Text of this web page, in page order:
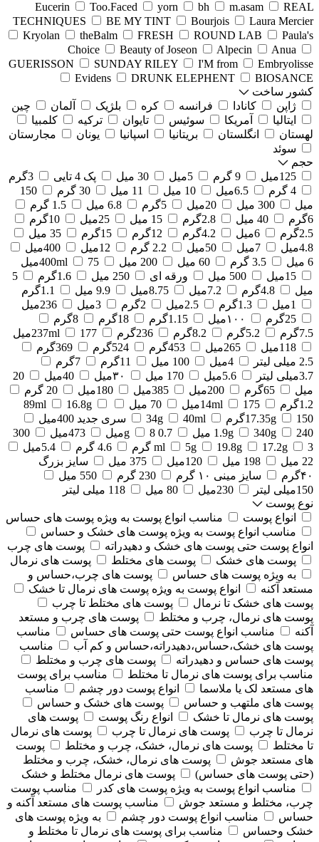
Eucerin
Too.Faced yorn bh m.asam
REAL
TECHNIQUES
BE MY TINT Bourjois
Laura Mercier
Kryolan
theBalm FRESH ROUND LAB
Paula's
Choice
Beauty of Joseon Alpecin
Anua
GUERISSON
SUNDAY RILEY I'M from
Embryolisse
Evidens
DRUNK ELEPHENT
BIOSANCE
کشور ساخت
ژاپن
کانادا فرانسه کره بلژیک آلمان
چین
ایتالیا
آمریکا سوئیس تایوان ترکیه
کلمبیا
لهستان
انگلستان بریتانیا اسپانیا یونان
مجارستان
سوئد
حجم
125میل
9 گرم 5میل 30 میل پک 4 تایی
3گرم
4 گرم
6.5میل 10 میل 11 میل 30 گرم
150
میل
300 میل 20میل 5گرم 6.8 میل
1.5 گرم
6گرم
40 میل 2.8گرم 15 میل 25میل
10گرم
2.5گرم
6میل 4.2گرم 12گرم 15گرم
35 میل
4.8میل
7میل 50میل 2.2 گرم 12میل
400میل
6 میل
3.5 گرم 60 میل 200 میل 400ml
75میل
15میل
500 میل ورقه ای 250 میل 1.6گرم
5
میل
4.8گرم 7.2میل 8.75میل 9.9 میل
1.1گرم
1میل
1.3گرم 2.5میل 2گرم 3میل
236میل
25گرم
۱۰۰میل 1.15گرم 18گرم
8گرم
7.5گرم
5.2گرم 8.2گرم 236گرم 237ml
177میل
118میل
265میل 453گرم 524گرم
369گرم
2.5 میلی لیتر
4میل 100 میل 11گرم
7گرم
3.7میلی لیتر
5.6میل 170 میل ۳۰میل 40میل
20
میل
65گرم 200میل 385میل 180میل
20 گرم
1.2گرم
14ml 175میل 70 میل 89ml
16.8g
17.35g
150گرم 34g 40ml
سری جدید 400میل
1.9g
340g 240 میل 0.7 g 8میل 473میل
300
ml
5g 19.8g 17.2g 3 گرم 4.6 گرم
5.4میل
22 میل
198 میل 120میل 375 میل
سایز بزرگ
۴۰گرم
سایز مینی ۱۰ گرم 230 گرم
550 میل
150میلی لیتر
230میل 80 میل
118 میلی لیتر
نوع پوست
انواع پوست
مناسب انواع پوست به ویژه پوست های حساس
مناسب انواع پوست به ویژه پوست های خشک و حساس
انواع پوست حتی پوست های خشک و دهیدراته
پوست های چرب
پوست های خشک
پوست های مختلط
پوست های نرمال
به ویژه پوست های حساس
پوست های چرب،حساس و
مستعد آکنه
انواع پوست به ویژه پوست های نرمال تا خشک
پوست های خشک تا نرمال
پوست های مختلط تا چرب
پوست های نرمال، چرب و مختلط
پوست های چرب و مستعد
آکنه
مناسب انواع پوست حتی پوست های حساس
مناسب
پوست های خشک،حساس،دهیدراته،حساس و کم آب
مناسب
پوست های حساس و دهیدراته
پوست های چرب و مختلط
مناسب برای پوست های نرمال تا مختلط
مناسب برای پوست
های مستعد لک یا ملاسما
انواع پوست دور چشم
مناسب
پوست های ملتهب و حساس
پوست های خشک و حساس
پوست های نرمال تا خشک
انواع رنگ پوست
پوست های
نرمال تا چرب
پوست های نرمال تا چرب
پوست های نرمال
تا مختلط
پوست های نرمال، خشک، چرب و مختلط
پوست
های مستعد جوش
پوست های نرمال، خشک، چرب و مختلط
(حتی پوست های حساس)
پوست های نرمال مختلط و خشک
مناسب انواع پوست به ویژه پوست های کدر
مناسب پوست
چرب، مختلط و مستعد جوش
مناسب پوست های مستعد آکنه و
حساس
مناسب انواع پوست دور چشم
به ویژه پوست های
خشک وحساس
مناسب برای پوست های نرمال تا مختلط و